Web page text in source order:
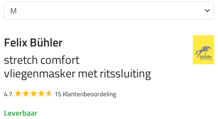
Felix Bühler
stretch comfort
vliegenmasker met ritssluiting
4.7 15 Klantenbeoordeling
Leverbaar